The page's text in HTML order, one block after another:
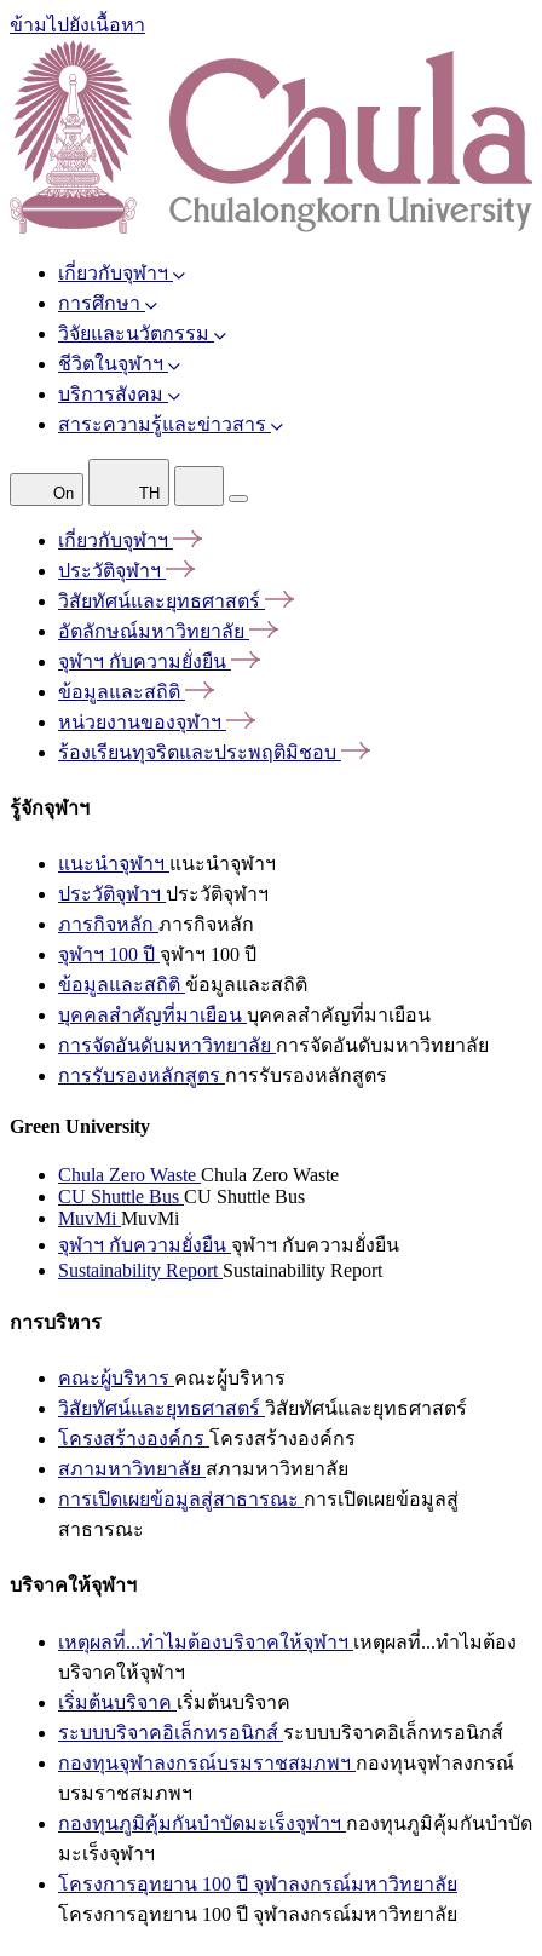
ข้ามไปยังเนื้อหา
เกี่ยวกับจุฬาฯ
การศึกษา
วิจัยและนวัตกรรม
ชีวิตในจุฬาฯ
บริการสังคม
สาระความรู้และข่าวสาร
On TH
เกี่ยวกับจุฬาฯ
ประวัติจุฬาฯ
วิสัยทัศน์และยุทธศาสตร์
อัตลักษณ์มหาวิทยาลัย
จุฬาฯ กับความยั่งยืน
ข้อมูลและสถิติ
หน่วยงานของจุฬาฯ
ร้องเรียนทุจริตและประพฤติมิชอบ
รู้จักจุฬาฯ
แนะนำจุฬาฯ แนะนำจุฬาฯ
ประวัติจุฬาฯ ประวัติจุฬาฯ
ภารกิจหลัก ภารกิจหลัก
จุฬาฯ 100 ปี จุฬาฯ 100 ปี
ข้อมูลและสถิติ ข้อมูลและสถิติ
บุคคลสำคัญที่มาเยือน บุคคลสำคัญที่มาเยือน
การจัดอันดับมหาวิทยาลัย การจัดอันดับมหาวิทยาลัย
การรับรองหลักสูตร การรับรองหลักสูตร
Green University
Chula Zero Waste Chula Zero Waste
CU Shuttle Bus CU Shuttle Bus
MuvMi MuvMi
จุฬาฯ กับความยั่งยืน จุฬาฯ กับความยั่งยืน
Sustainability Report Sustainability Report
การบริหาร
คณะผู้บริหาร คณะผู้บริหาร
วิสัยทัศน์และยุทธศาสตร์ วิสัยทัศน์และยุทธศาสตร์
โครงสร้างองค์กร โครงสร้างองค์กร
สภามหาวิทยาลัย สภามหาวิทยาลัย
การเปิดเผยข้อมูลสู่สาธารณะ การเปิดเผยข้อมูลสู่
สาธารณะ
บริจาคให้จุฬาฯ
เหตุผลที่...ทำไมต้องบริจาคให้จุฬาฯ เหตุผลที่...ทำไมต้อง
บริจาคให้จุฬาฯ
เริ่มต้นบริจาค เริ่มต้นบริจาค
ระบบบริจาคอิเล็กทรอนิกส์ ระบบบริจาคอิเล็กทรอนิกส์
กองทุนจุฬาลงกรณ์บรมราชสมภพฯ กองทุนจุฬาลงกรณ์
บรมราชสมภพฯ
กองทุนภูมิคุ้มกันบำบัดมะเร็งจุฬาฯ กองทุนภูมิคุ้มกันบำบัด
มะเร็งจุฬาฯ
โครงการอุทยาน 100 ปี จุฬาลงกรณ์มหาวิทยาลัย
โครงการอุทยาน 100 ปี จุฬาลงกรณ์มหาวิทยาลัย